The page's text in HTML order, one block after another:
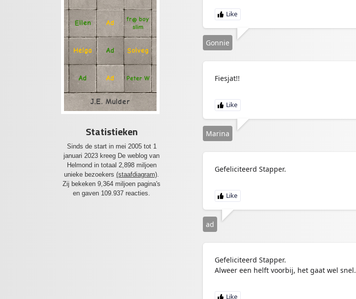
Ellen Ad fr@ boy
slim
Helga Ad Solveg
Ad Ad Peter W
J.E. Mulder
Statistieken
Sinds de start in mei 2005 tot 1
januari 2023 kreeg De weblog van
Helmond in totaal 2,898 miljoen
unieke bezoekers (staafdiagram)
Zij bekeken 9,364 miljoen pagina's
en gaven 109.937 reacties.
Gonnie
Fiesjat!!
Marina
Gefeliciteerd Stapper.
ad
Gefeliciteerd Stapper.
Alweer een helft voorbij, het gaat wel snel.